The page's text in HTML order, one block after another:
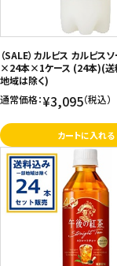
（SALE）カルピス カルピス
×24本×1ケース (24本)(
地域は除く)
通常価格：¥3,095（税込）
カートに入れる